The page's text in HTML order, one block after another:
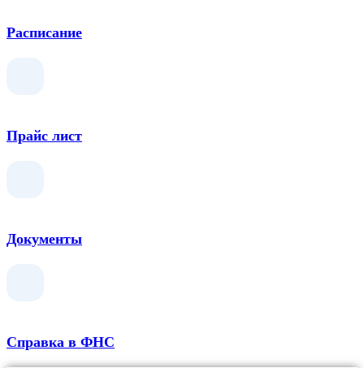
Расписание
Прайс лист
Документы
Справка в ФНС